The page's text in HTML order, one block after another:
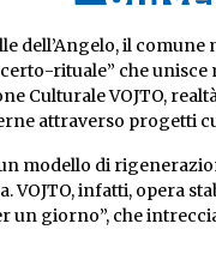
dell’Angelo, il
rituale” che
Culturale VOJTO,
attraverso progetti
modello di
VOJTO, infatti, opera
un giorno”, che